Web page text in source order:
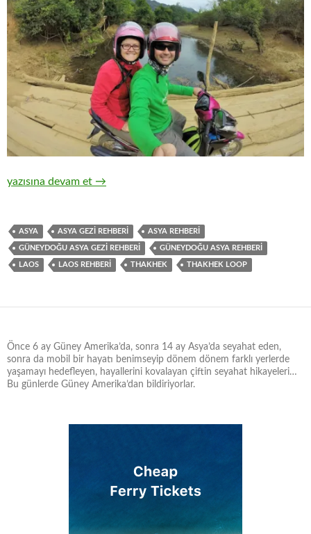
THAKHEK LOOP / LAOS
yazısına devam et →
ASYA ASYA GEZİ REHBERİ ASYA REHBERİ
GÜNEYDOĞU ASYA GEZİ REHBERİ GÜNEYDOĞU ASYA REHBERİ
LAOS LAOS REHBERİ THAKHEK THAKHEK LOOP
Önce 6 ay Güney Amerika’da, sonra 14 ay Asya’da seyahat eden,
sonra da mobil bir hayatı benimseyip dönem dönem farklı yerlerde
yaşamayı hedefleyen, hayallerini kovalayan çiftin seyahat hikayeleri…
Bu günlerde Güney Amerika’dan bildiriyorlar.